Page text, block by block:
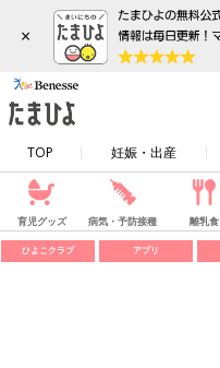
×
TOP 妊娠・出産
育児グッズ 病気・予防接種 離乳食
ひよこクラブ アプリ